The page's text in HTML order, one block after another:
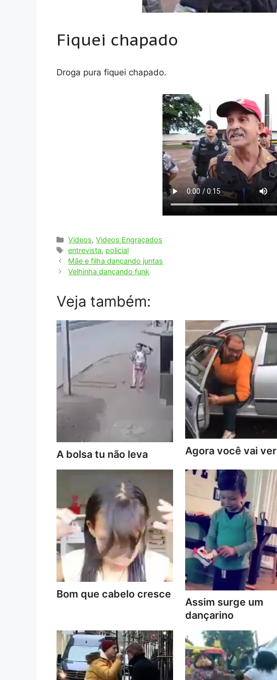
Fiquei chapado
Droga pura fiquei chapado.
Categorias
Videos,Videos Engraçados
Tags
entrevista, policial
Mãe e filha dançando juntas
Velhinha dançando funk
Veja também:
A bolsa tu não leva Agora você vai ver
Bom que cabelo cresce
Assim surge um
dançarino